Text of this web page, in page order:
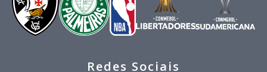
Redes Sociais